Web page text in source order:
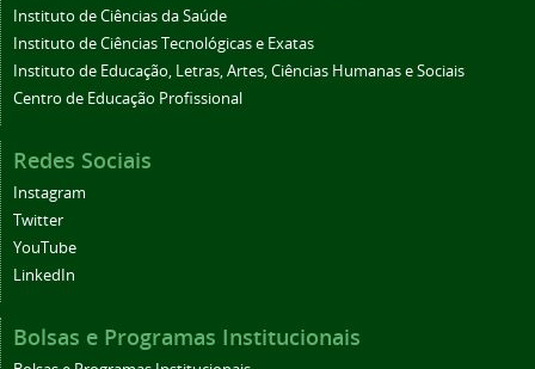
Instituto de Ciências da Saúde
Instituto de Ciências Tecnológicas e Exatas
Instituto de Educação, Letras, Artes, Ciências Humanas e Sociais
Centro de Educação Profissional
Redes Sociais
Instagram
Twitter
YouTube
LinkedIn
Bolsas e Programas Institucionais